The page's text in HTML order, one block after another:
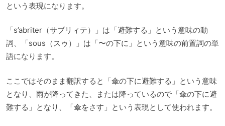
という表現になります。
「s’abriter（サブリィテ）」は「避難する」という意味の動
詞、「sous（スゥ）」は「〜の下に」という意味の前置詞の単
語になります。
ここではそのまま翻訳すると「傘の下に避難する」という意味
となり、雨が降ってきた、または降っているので「傘の下に避
難する」となり、「傘をさす」という表現として使われます。